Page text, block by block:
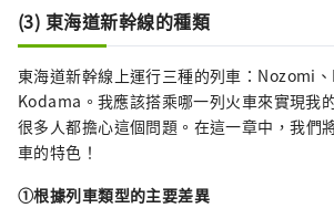
(3) 東海道新幹線的種類
東海道新幹線上運行三種的列車：Nozomi
Kodama。我應該搭乘哪一列火車來實現我
很多人都擔心這個問題。在這一章中，我們
車的特色！
①根據列車類型的主要差異